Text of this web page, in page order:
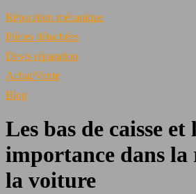
Réparation mécanique
Pièces détachées
Devis réparation
Achat/Vente
Blog
Les bas de caisse et
importance dans
la voiture